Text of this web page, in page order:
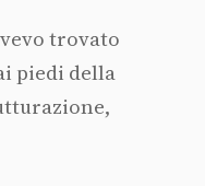
trovato
piedi della